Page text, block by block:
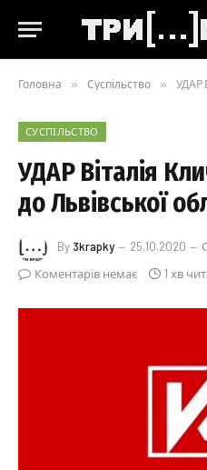
Головна » Суспільство » УДАР
СУСПІЛЬСТВО
УДАР Віталія
до Львівської
By 3krapky 25.10.2020
Коментарів немає
1 хв